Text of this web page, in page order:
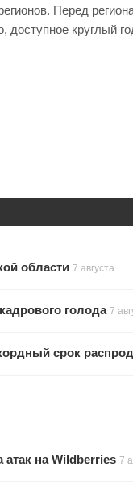
Перед
доступное круглый
области 7 августа
голода 7
срок
на Wildberries 7